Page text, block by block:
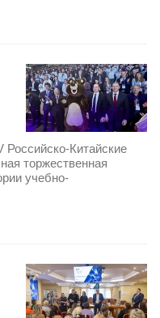
Китайские
торжественная
учебно-